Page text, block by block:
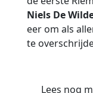
Niels De
eer om als
te
Lees nog